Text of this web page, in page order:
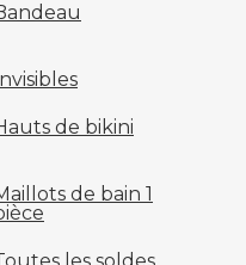
de bikini
de bain 1